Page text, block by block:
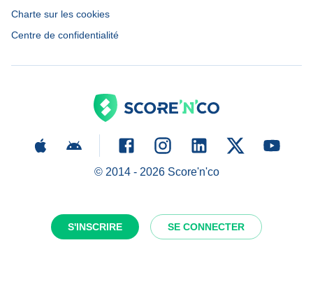
S'INSCRIRE SE CONNECTER
Charte sur les cookies
Centre de confidentialité
© 2014 - 2026Score'n'co